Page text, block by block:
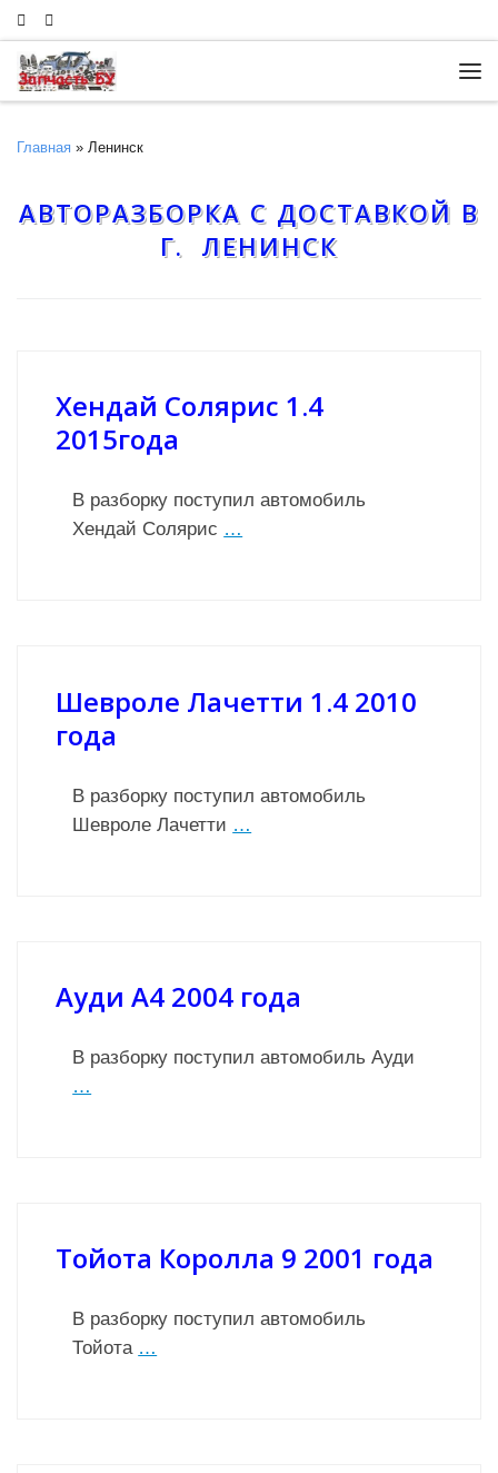
Skip to content
Главная » Ленинск
АВТОРАЗБОРКА С ДОСТАВКОЙ В
Г. ЛЕНИНСК
Хендай Солярис 1.4
2015года
В разборку поступил автомобиль
Хендай Солярис …
Шевроле Лачетти 1.4 2010
года
В разборку поступил автомобиль
Шевроле Лачетти …
Ауди А4 2004 года
В разборку поступил автомобиль Ауди
…
Тойота Королла 9 2001 года
В разборку поступил автомобиль
Тойота …